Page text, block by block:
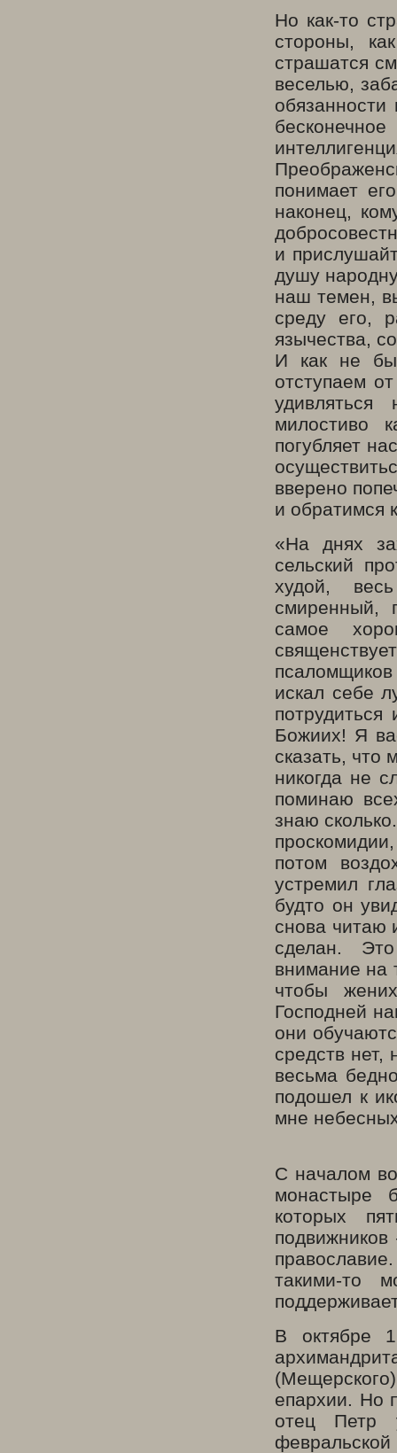
Но как-то
стороны,
страшатся
веселью,
понимает
наконец,
и
душу
наш темен,
среду его,
язычества,
И как не
отступаем
милостиво
погубляет
вверено
и обратимся
«На днях
сельский
худой,
смиренный,
самое
искал себе
Божиих! Я
сказать, что
никогда не
поминаю
знаю
потом
устремил
будто он
снова читаю
сделан.
внимание на
чтобы
Господней
они
средств нет,
весьма
подошел к
мне
С началом
монастыре
которых
такими-то
В октябре
епархии. Но
отец Петр